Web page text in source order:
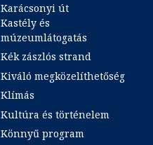
Karácsonyi út
Kastély és
múzeumlátogatás
Kék zászlós strand
Kiváló megközelíthetőség
Klímás
Kultúra és történelem
Könnyű program